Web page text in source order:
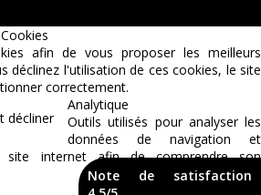
Note de satisfaction
afin de vous proposer les meilleurs
déclinez l'utilisation de ces cookies, le site
correctement.
décliner
Analytique
Outils utilisés pour analyser les
données de navigation et
site internet afin de comprendre son